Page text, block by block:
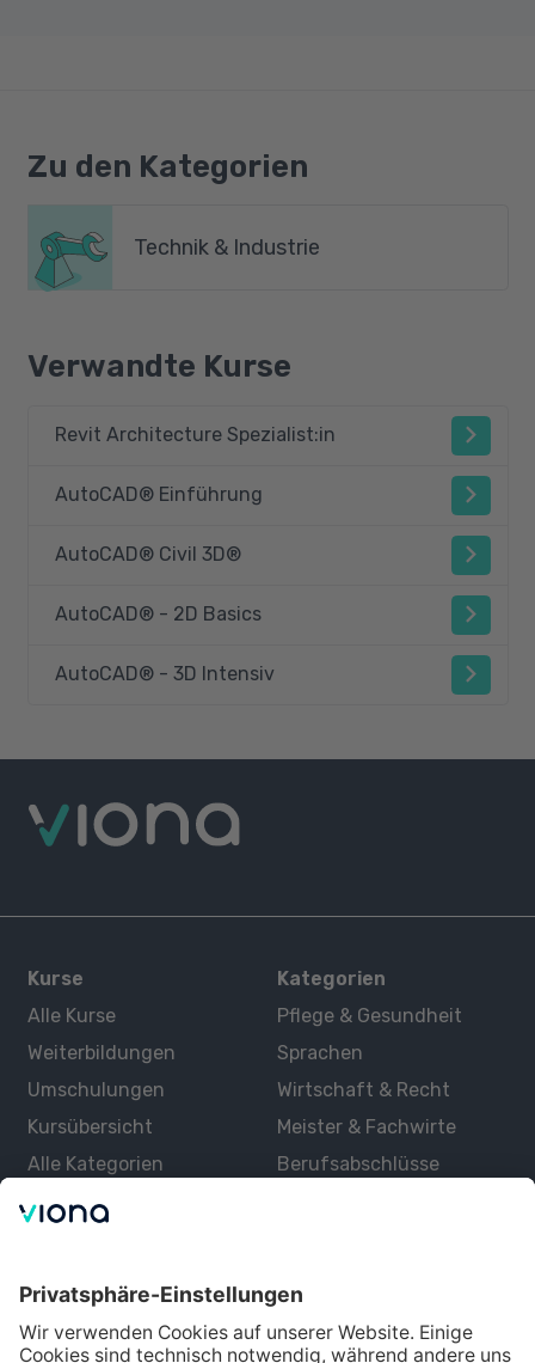
Zu den Kategorien
Technik & Industrie
Verwandte Kurse
Revit Architecture Spezialist:in
AutoCAD® Einführung
AutoCAD® Civil 3D®
AutoCAD® - 2D Basics
AutoCAD® - 3D Intensiv
Kurse
Alle Kurse
Weiterbildungen
Umschulungen
Kursübersicht
Alle Kategorien
Kategorien
Pflege & Gesundheit
Sprachen
Wirtschaft & Recht
Meister & Fachwirte
Berufsabschlüsse
Über uns
Lernen mit Viona
Alle Partner